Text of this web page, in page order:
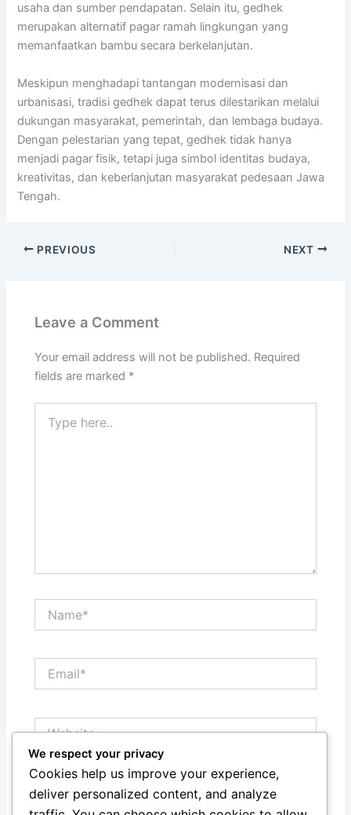
usaha dan sumber pendapatan. Selain itu, gedhek
merupakan alternatif pagar ramah lingkungan yang
memanfaatkan bambu secara berkelanjutan.
Meskipun menghadapi tantangan modernisasi dan
urbanisasi, tradisi gedhek dapat terus dilestarikan melalui
dukungan masyarakat, pemerintah, dan lembaga budaya.
Dengan pelestarian yang tepat, gedhek tidak hanya
menjadi pagar fisik, tetapi juga simbol identitas budaya,
kreativitas, dan keberlanjutan masyarakat pedesaan Jawa
Tengah.
PREVIOUS NEXT
Leave a Comment
Your email address will not be published. Required
fields are marked *
here..
Save my name, email, and website in this browser
for the next time I comment.
We respect your privacy
Cookies help us improve your experience,
deliver personalized content, and analyze